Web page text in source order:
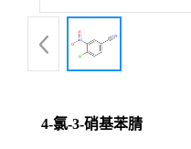
4-氯-3-硝基苯腈